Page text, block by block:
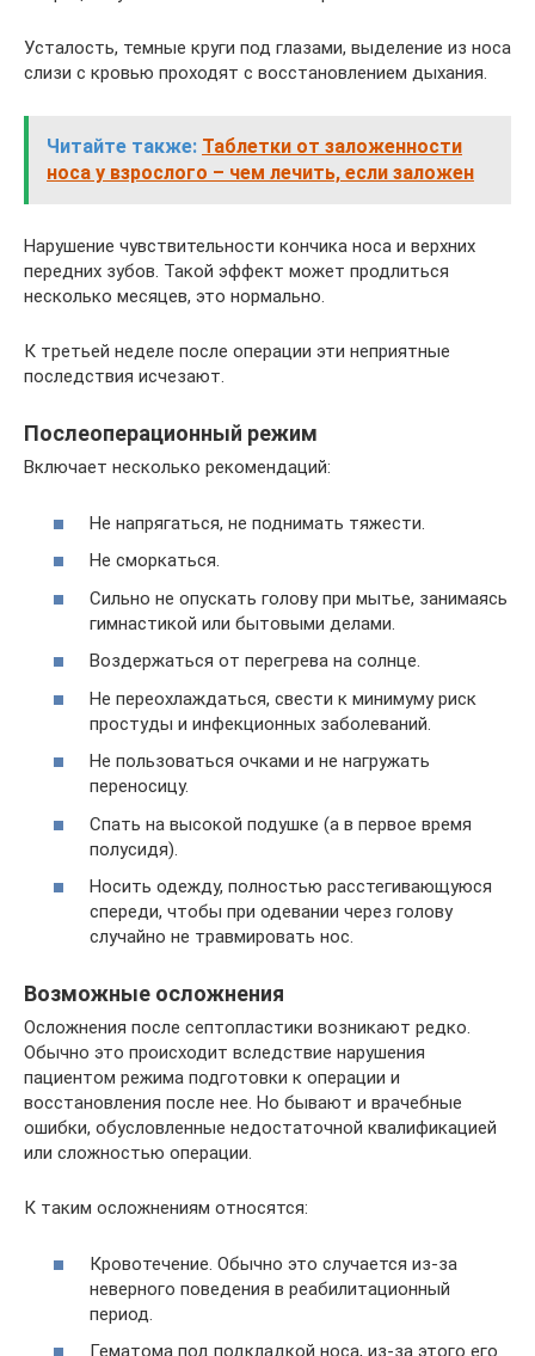
Усталость, темные круги под глазами, выделение из носа
слизи с кровью проходят с восстановлением дыхания.
Читайте также: Таблетки от заложенности
носа у взрослого – чем лечить, если заложен
Нарушение чувствительности кончика носа и верхних
передних зубов. Такой эффект может продлиться
несколько месяцев, это нормально.
К третьей неделе после операции эти неприятные
последствия исчезают.
Послеоперационный режим
Включает несколько рекомендаций:
Не напрягаться, не поднимать тяжести.
Не сморкаться.
Сильно не опускать голову при мытье, занимаясь
гимнастикой или бытовыми делами.
Воздержаться от перегрева на солнце.
Не переохлаждаться, свести к минимуму риск
простуды и инфекционных заболеваний.
Не пользоваться очками и не нагружать
переносицу.
Спать на высокой подушке (а в первое время
полусидя).
Носить одежду, полностью расстегивающуюся
спереди, чтобы при одевании через голову
случайно не травмировать нос.
Возможные осложнения
Осложнения после септопластики возникают редко.
Обычно это происходит вследствие нарушения
пациентом режима подготовки к операции и
восстановления после нее. Но бывают и врачебные
ошибки, обусловленные недостаточной квалификацией
или сложностью операции.
К таким осложнениям относятся:
Кровотечение. Обычно это случается из-за
неверного поведения в реабилитационный
период.
Гематома под подкладкой носа, из-за этого его